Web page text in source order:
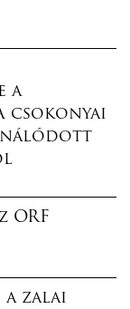
a
csokonyai
ORF
a zalai